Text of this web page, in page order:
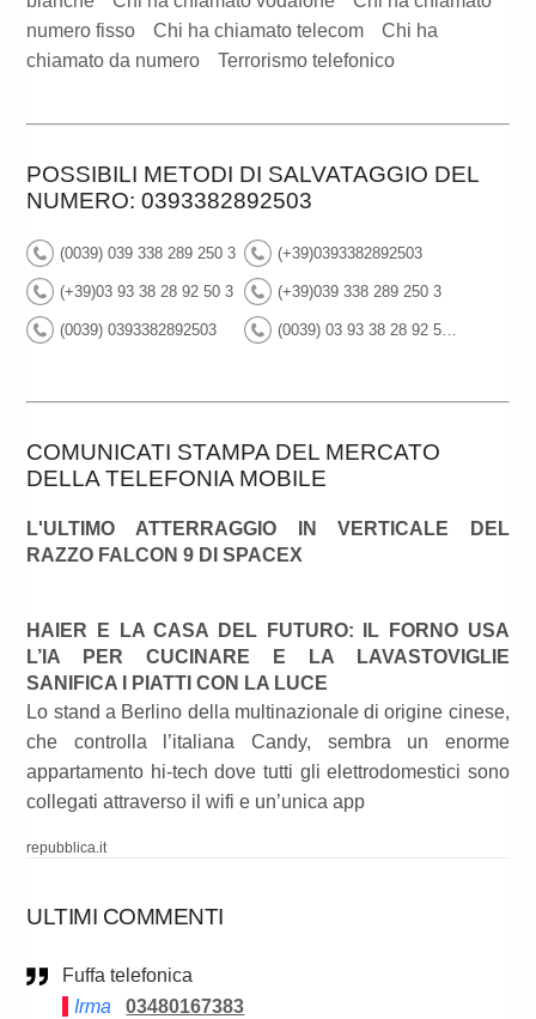
numero fisso
Chi ha chiamato telecom
Chi ha
chiamato da numero
Terrorismo telefonico
POSSIBILI METODI DI SALVATAGGIO DEL
NUMERO: 0393382892503
(0039) 039 338 289 250 3 (+39)0393382892503
(+39)03 93 38 28 92 50 3 (+39)039 338 289 250 3
(0039) 0393382892503 (0039) 03 93 38 28 92 50 3
COMUNICATI STAMPA DEL MERCATO
DELLA TELEFONIA MOBILE
L'ULTIMO ATTERRAGGIO IN VERTICALE DEL
RAZZO FALCON 9 DI SPACEX
HAIER E LA CASA DEL FUTURO: IL FORNO USA
L’IA PER CUCINARE E LA LAVASTOVIGLIE
SANIFICA I PIATTI CON LA LUCE
Lo stand a Berlino della multinazionale di origine cinese,
che controlla l’italiana Candy, sembra un enorme
appartamento hi-tech dove tutti gli elettrodomestici sono
collegati attraverso il wifi e un’unica app
repubblica.it
ULTIMI COMMENTI
Fuffa telefonica
Irma
03480167383